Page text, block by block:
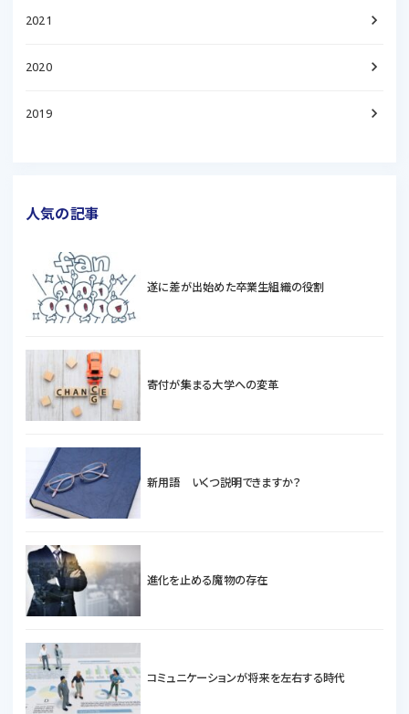
2021 keyboard_arrow_right
2020 keyboard_arrow_right
2019 keyboard_arrow_right
人気の記事
遂に差が出始めた卒業生組織の役割
寄付が集まる大学への変革
新用語 いくつ説明できますか？
進化を止める魔物の存在
コミュニケーションが将来を左右する時代